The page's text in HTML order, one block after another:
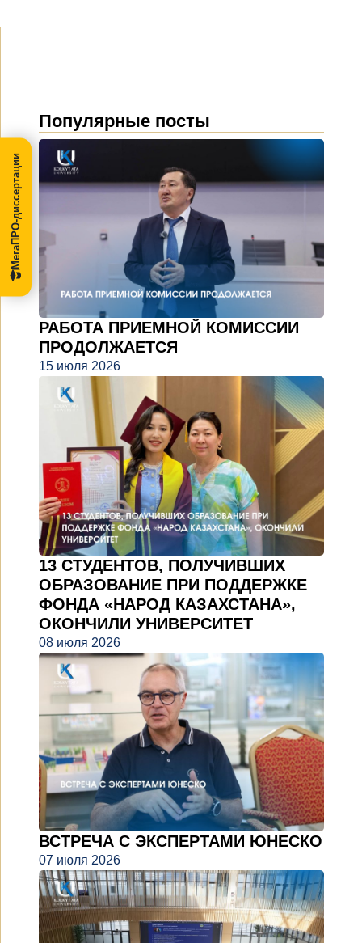
Популярные посты
РАБОТА ПРИЕМНОЙ КОМИССИИ
ПРОДОЛЖАЕТСЯ
15 июля 2026
13 СТУДЕНТОВ, ПОЛУЧИВШИХ
ОБРАЗОВАНИЕ ПРИ ПОДДЕРЖКЕ
ФОНДА «НАРОД КАЗАХСТАНА»,
ОКОНЧИЛИ УНИВЕРСИТЕТ
08 июля 2026
ВСТРЕЧА С ЭКСПЕРТАМИ ЮНЕСКО
07 июля 2026
МегаПРО-диссертации